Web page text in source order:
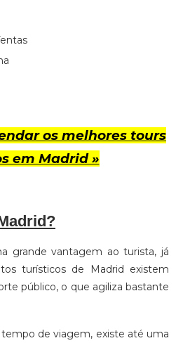
os melhores tours
em Madrid »
grande vantagem ao turista, já
turísticos de Madrid existem
público, o que agiliza bastante
de viagem, existe até uma